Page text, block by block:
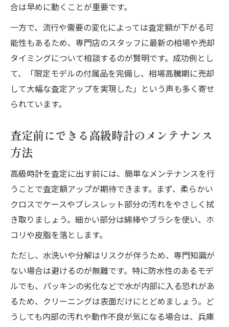
合は早めに動くことが重要です。
一方で、流行や需要の変化によっては査定額が下がる可
能性もあるため、専門店のスタッフに最新の相場や売却
タイミングについて相談するのが賢明です。成功例とし
て、「限定モデルの付属品を完備し、相場高騰期に売却
して大幅な査定アップを実現した」という声も多く寄せ
られています。
査定前にできる高級時計のメンテナンス
方法
高級時計を査定に出す前には、簡単なメンテナンスを行
うことで査定額アップが期待できます。まず、柔らかい
クロスでケースやブレスレット部分の汚れをやさしく拭
き取りましょう。細かい部分は綿棒やブラシを使い、ホ
コリや皮脂を落とします。
ただし、水洗いや分解はリスクが伴うため、専門知識が
ない場合は避けるのが無難です。特に防水性のあるモデ
ルでも、パッキンの劣化などで水が内部に入る恐れがあ
るため、クリーニングは表面だけにとどめましょう。ど
うしても内部の汚れや動作不良が気になる場合は、兵庫